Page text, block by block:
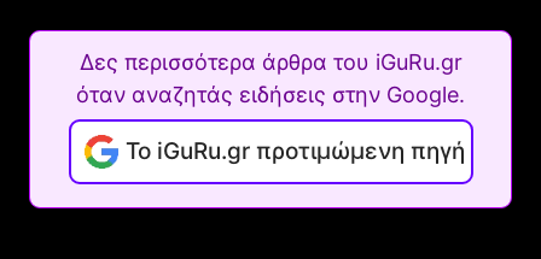
Δες περισσότερα άρθρα του iGuRu.gr
όταν αναζητάς ειδήσεις στην Google.
Το iGuRu.gr προτιμώμενη πηγή